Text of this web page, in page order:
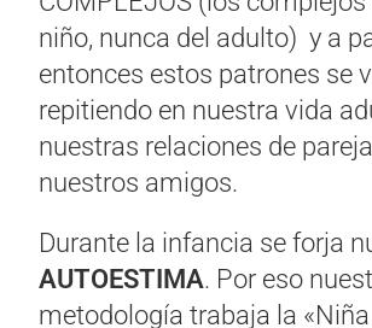
niño, nunca del adulto) y a
entonces estos patrones se
repitiendo en nuestra vida
nuestras relaciones de
nuestros amigos.
Durante la infancia se forja
AUTOESTIMA. Por eso
metodología trabaja la